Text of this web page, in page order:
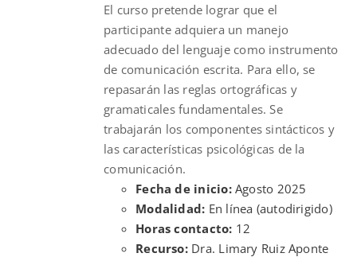
El curso pretende lograr que el
participante adquiera un manejo
adecuado del lenguaje como instrumento
de comunicación escrita. Para ello, se
repasarán las reglas ortográficas y
gramaticales fundamentales. Se
trabajarán los componentes sintácticos y
las características psicológicas de la
comunicación.
Fecha de inicio:Agosto 2025
Modalidad: En línea (autodirigido)
Horas contacto: 12
Recurso:Dra. Limary Ruiz Aponte